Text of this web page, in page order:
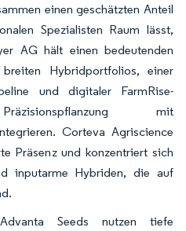
einen geschätzten Anteil
Spezialisten Raum lässt,
AG hält einen bedeutenden
Hybridportfolios, einer
und digitaler FarmRise-
mit
Corteva Agriscience
Präsenz und konzentriert sich
inputarme Hybriden, die auf
Seeds nutzen tiefe